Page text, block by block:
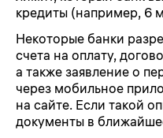
кредиты (например, 6
Некоторые банки
счета на оплату,
а также заявление о
через мобильное
на сайте. Если такой
документы в